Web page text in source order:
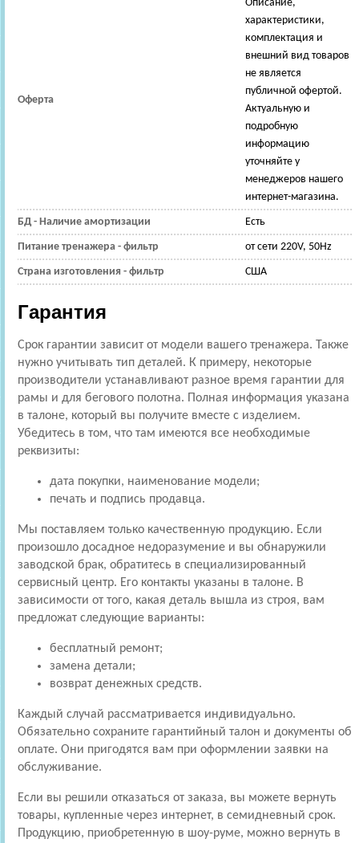
Оферта
Описание,
характеристики,
комплектация и
внешний вид товаров
не является
публичной офертой.
Актуальную и
подробную
информацию
уточняйте у
менеджеров нашего
интернет-магазина.
БД - Наличие амортизации Есть
Питание тренажера - фильтр от сети 220V, 50Hz
Страна изготовления - фильтр США
Гарантия
Срок гарантии зависит от модели вашего тренажера. Также
нужно учитывать тип деталей. К примеру, некоторые
производители устанавливают разное время гарантии для
рамы и для бегового полотна. Полная информация указана
в талоне, который вы получите вместе с изделием.
Убедитесь в том, что там имеются все необходимые
реквизиты:
дата покупки, наименование модели;
печать и подпись продавца.
Мы поставляем только качественную продукцию. Если
произошло досадное недоразумение и вы обнаружили
заводской брак, обратитесь в специализированный
сервисный центр. Его контакты указаны в талоне. В
зависимости от того, какая деталь вышла из строя, вам
предложат следующие варианты:
бесплатный ремонт;
замена детали;
возврат денежных средств.
Каждый случай рассматривается индивидуально.
Обязательно сохраните гарантийный талон и документы об
оплате. Они пригодятся вам при оформлении заявки на
обслуживание.
Если вы решили отказаться от заказа, вы можете вернуть
товары, купленные через интернет, в семидневный срок.
Продукцию, приобретенную в шоу-руме, можно вернуть в